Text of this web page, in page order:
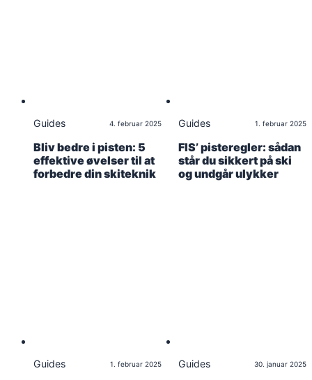
Guides 4. februar 2025
Bliv bedre i pisten: 5
effektive øvelser til at
forbedre din skiteknik
Guides 1. februar 2025
FIS’ pisteregler: sådan
står du sikkert på ski
og undgår ulykker
Guides 1. februar 2025 Guides 30. januar 2025